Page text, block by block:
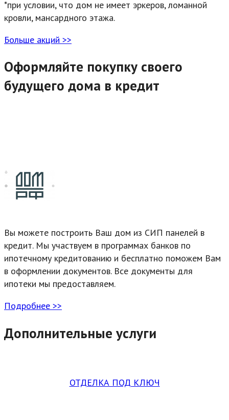
*при условии, что дом не имеет эркеров, ломанной
кровли, мансардного этажа.
Больше акций >>
Оформляйте покупку своего
будущего дома в кредит
Вы можете построить Ваш дом из СИП панелей в
кредит. Мы участвуем в программах банков по
ипотечному кредитованию и бесплатно поможем Вам
в оформлении документов. Все документы для
ипотеки мы предоставляем.
Подробнее >>
Дополнительные услуги
ОТДЕЛКА ПОД КЛЮЧ